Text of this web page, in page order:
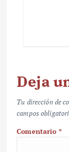
Deja
Tu dirección de
campos
Comentario *